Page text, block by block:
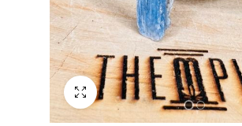
Schermo intero